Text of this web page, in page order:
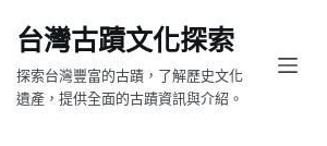
台灣古蹟文化探索
探索台灣豐富的古蹟，了解歷史文化
遺產，提供全面的古蹟資訊與介紹。